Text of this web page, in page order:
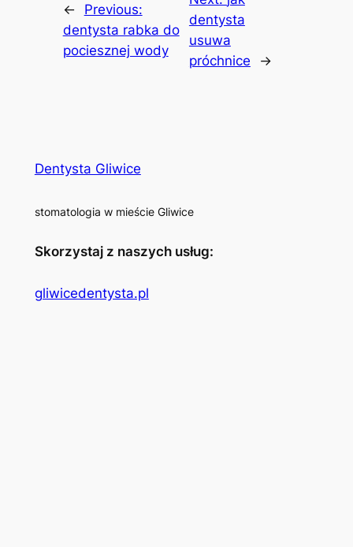
←
Previous:
dentysta rabka do
pociesznej wody
dentysta
usuwa
próchnice
→
Dentysta Gliwice
stomatologia w mieście Gliwice
Skorzystaj z naszych usług:
gliwicedentysta.pl